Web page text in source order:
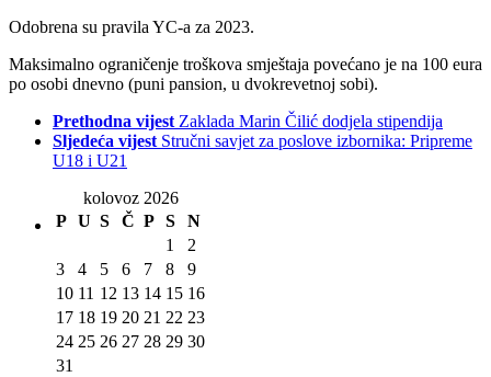
Odobrena su pravila YC-a za 2023.
Maksimalno ograničenje troškova smještaja povećano je na 100 eura
po osobi dnevno (puni pansion, u dvokrevetnoj sobi).
Prethodna vijest Zaklada Marin Čilić dodjela stipendija
Sljedeća vijest Stručni savjet za poslove izbornika: Pripreme
U18 i U21
kolovoz 2026
P U S Č P S
N
1
2
3
4 5 6 7 8
9
10 11 12 13 14 15 16
17 18 19 20 21 22 23
24 25 26 27 28 29 30
31